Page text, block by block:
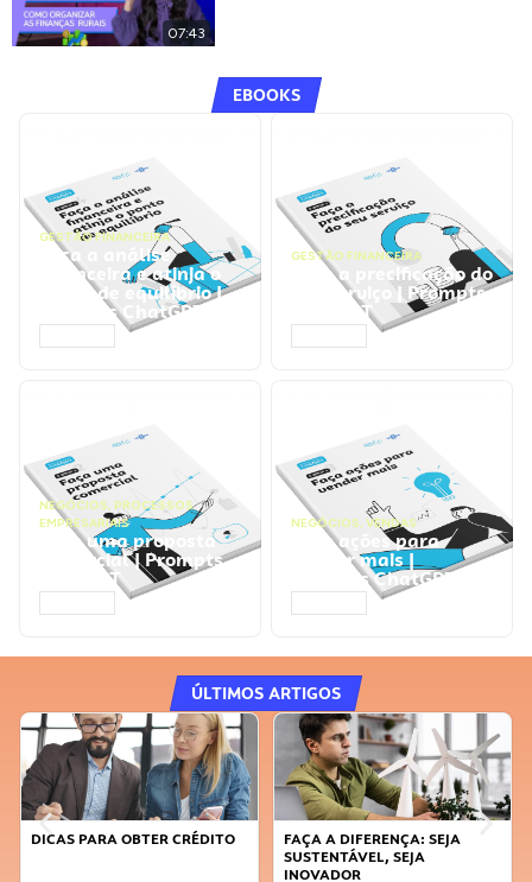
07:43
EBOOKS
GESTÃO FINANCEIRA
Faça a análise
financeira e atinja o
ponto de equilíbrio |
Prompts ChatGPT
GESTÃO FINANCEIRA
Faça a precificação do
seu serviço | Prompts
ChatGPT
NEGÓCIOS, PROCESSOS
EMPRESARIAIS
Faça uma proposta
comercial | Prompts
ChatGPT
NEGÓCIOS, VENDAS
Faça ações para
vender mais |
Prompts ChatGPT
ÚLTIMOS ARTIGOS
DICAS PARA OBTER CRÉDITO
FAÇA A DIFERENÇA: SEJA
SUSTENTÁVEL, SEJA
INOVADOR